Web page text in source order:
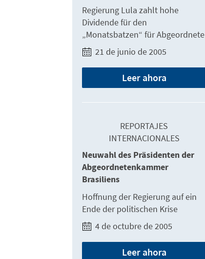
Regierung Lula zahlt hohe
Dividende für den
„Monatsbatzen“ für Abgeordnete
21 de junio de 2005
Leer ahora
REPORTAJES
INTERNACIONALES
Neuwahl des Präsidenten der
Abgeordnetenkammer
Brasiliens
Hoffnung der Regierung auf ein
Ende der politischen Krise
4 de octubre de 2005
Leer ahora